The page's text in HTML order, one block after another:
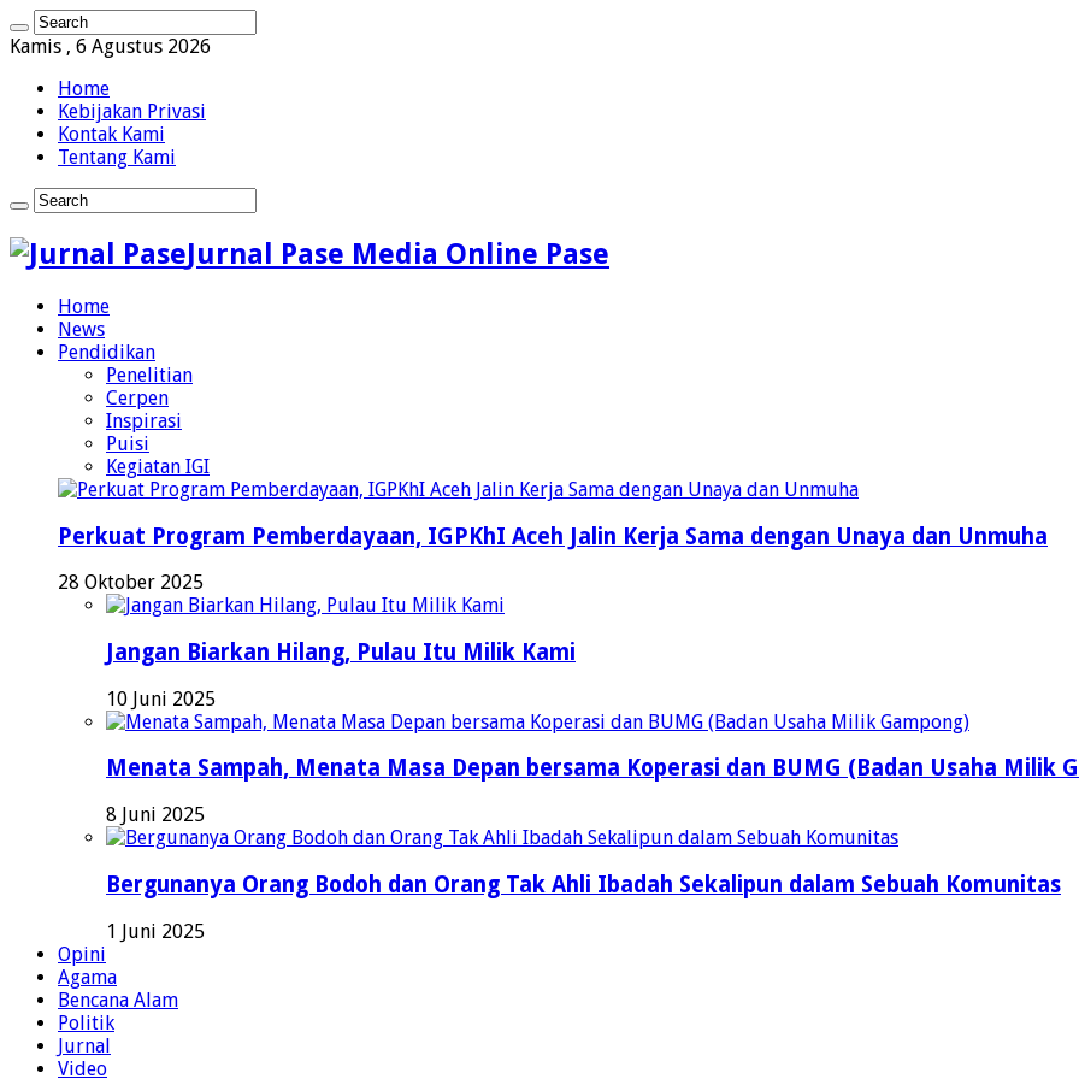
Kamis , 6 Agustus 2026
Home
Kebijakan Privasi
Kontak Kami
Tentang Kami
Jurnal Pase Media Online Pase
Home
News
Pendidikan
Penelitian
Cerpen
Inspirasi
Puisi
Kegiatan IGI
Perkuat Program Pemberdayaan, IGPKhI Aceh Jalin Kerja Sama dengan Unaya dan Unmuha
28 Oktober 2025
Jangan Biarkan Hilang, Pulau Itu Milik Kami
10 Juni 2025
Menata Sampah, Menata Masa Depan bersama Koperasi dan BUMG (Badan Usaha Milik
8 Juni 2025
Bergunanya Orang Bodoh dan Orang Tak Ahli Ibadah Sekalipun dalam Sebuah Komunitas
1 Juni 2025
Opini
Agama
Bencana Alam
Politik
Jurnal
Video